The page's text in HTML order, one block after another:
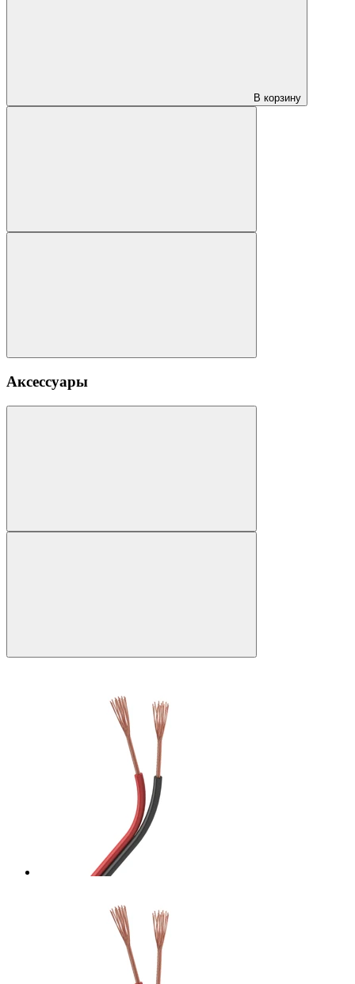
В корзину
Аксессуары